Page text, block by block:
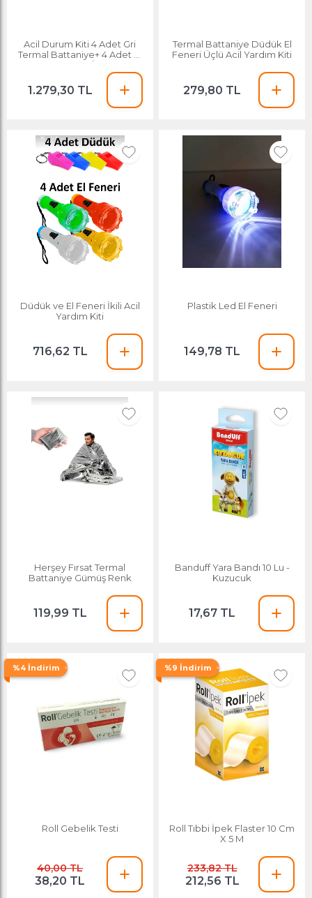
Acil Durum Kiti 4 Adet Gri
Termal Battaniye+ 4 Adet El
Feneri+ 12 Adet İpli Düdük
1.279,30 TL
Termal Battaniye Düdük El
Feneri Üçlü Acil Yardım Kiti
279,80 TL
Düdük ve El Feneri İkili Acil
Yardım Kiti
716,62 TL
Plastik Led El Feneri
149,78 TL
Herşey Fırsat Termal
Battaniye Gümüş Renk
119,99 TL
Banduff Yara Bandı 10 Lu -
Kuzucuk
17,67 TL
%4 İndirim
Roll Gebelik Testi
40,00 TL
38,20 TL
%9 İndirim
Roll Tıbbi İpek Flaster 10 Cm
X 5 M
233,82 TL
212,56 TL